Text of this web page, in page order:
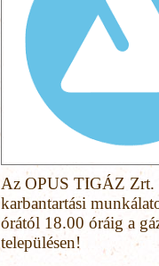
Az OPUS TIGÁZ Zrt.
karbantartási
órától 18.00 óráig a
településen!